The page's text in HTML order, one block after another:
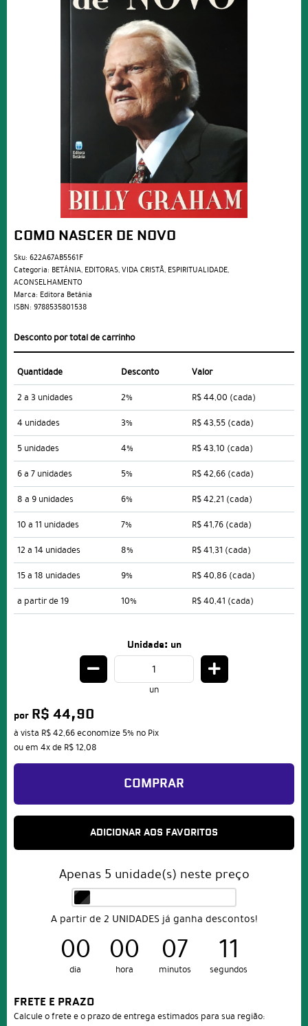
COMO NASCER DE NOVO
Sku: 622A67AB5561F
Categoria: BETÂNIA, EDITORAS,VIDA CRISTÃ, ESPIRITUALIDADE,
ACONSELHAMENTO
Marca: Editora Betânia
ISBN: 9788535801538
Desconto por total de carrinho
Quantidade Desconto
Valor
2 a 3 unidades
2% R$ 44,00 (cada)
4 unidades
3% R$ 43,55 (cada)
5 unidades
4% R$ 43,10 (cada)
6 a 7 unidades
5% R$ 42,66 (cada)
8 a 9 unidades
6% R$ 42,21 (cada)
10 a 11 unidades
7% R$ 41,76 (cada)
12 a 14 unidades
8% R$ 41,31 (cada)
15 a 18 unidades
9% R$ 40,86 (cada)
a partir de 19
10% R$ 40,41 (cada)
Unidade: un
un
por R$ 44,90
à vista R$ 42,66economize 5% no Pix
ou em 4xde R$ 12,08
COMPRAR
ADICIONAR AOS FAVORITOS
Apenas 5 unidade(s) neste preço
A partir de 2 UNIDADES já ganha descontos!
00
dia
00
hora
07
minutos
10
segundos
FRETE E PRAZO
Calcule o frete e o prazo de entrega estimados para sua região: